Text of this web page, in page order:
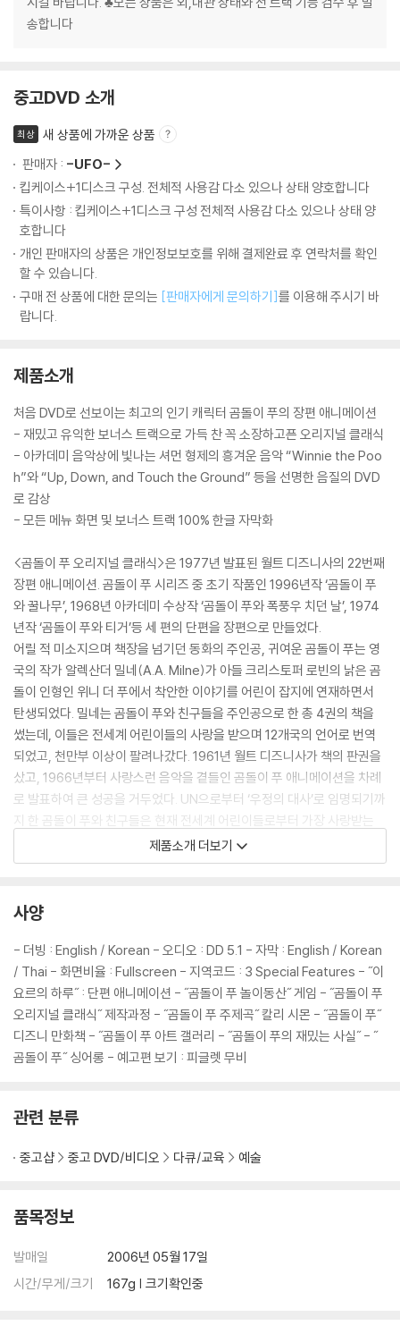
송합니다
중고DVD 소개
최상
새 상품에 가까운 상품
판매자 : -UFO-
킵케이스+1디스크 구성. 전체적 사용감 다소 있으나 상태 양호합니다
특이사항 : 킵케이스+1디스크 구성 전체적 사용감 다소 있으나 상태 양
호합니다
개인 판매자의 상품은 개인정보보호를 위해 결제완료 후 연락처를 확인
할 수 있습니다.
구매 전 상품에 대한 문의는 [판매자에게 문의하기]를 이용해 주시기 바
랍니다.
제품소개
처음 DVD로 선보이는 최고의 인기 캐릭터 곰돌이 푸의 장편 애니메이션
- 재밌고 유익한 보너스 트랙으로 가득 찬 꼭 소장하고픈 오리지널 클래식
- 아카데미 음악상에 빛나는 셔먼 형제의 흥겨운 음악 “Winnie the Poo
h”와 “Up, Down, and Touch the Ground” 등을 선명한 음질의 DVD
로 감상
- 모든 메뉴 화면 및 보너스 트랙 100% 한글 자막화
<곰돌이 푸 오리지널 클래식>은 1977년 발표된 월트 디즈니사의 22번째
장편 애니메이션. 곰돌이 푸 시리즈 중 초기 작품인 1996년작 ‘곰돌이 푸
와 꿀나무’, 1968년 아카데미 수상작 ‘곰돌이 푸와 폭풍우 치던 날’, 1974
년작 ‘곰돌이 푸와 티거’등 세 편의 단편을 장편으로 만들었다.
어릴 적 미소지으며 책장을 넘기던 동화의 주인공, 귀여운 곰돌이 푸는 영
국의 작가 알렉산더 밀네(A.A. Milne)가 아들 크리스토퍼 로빈의 낡은 곰
돌이 인형인 위니 더 푸에서 착안한 이야기를 어린이 잡지에 연재하면서
탄생되었다. 밀네는 곰돌이 푸와 친구들을 주인공으로 한 총 4권의 책을
썼는데, 이들은 전세계 어린이들의 사랑을 받으며 12개국의 언어로 번역
되었고, 천만부 이상이 팔려나갔다. 1961년 월트 디즈니사가 책의 판권을
샀고, 1966년부터 사랑스런 음악을 곁들인 곰돌이 푸 애니메이션을 차례
로 발표하여 큰 성공을 거두었다. UN으로부터 ‘우정의 대사’로 임명되기까
지 한 곰돌이 푸와 친구들은 현재 전세계 어린이들로부터 가장 사랑받는
흥겹고 부드러운 <곰돌이 푸 오리지널 클래식>의 배경 음악은 아카데미
ie the Pooh’, ‘Up, Down, and Touch the Ground’등 그들이 완성시
션의 재미를 한층 고조시킨다.
제품소개 더보기
사양
- 더빙 : English / Korean - 오디오 : DD 5.1 - 자막 : English / Korean
/ Thai - 화면비율 : Fullscreen - 지역코드 : 3 Special Features - ˝이
요르의 하루˝ : 단편 애니메이션 - ˝곰돌이 푸 놀이동산˝ 게임 - ˝곰돌이 푸
오리지널 클래식˝ 제작과정 - ˝곰돌이 푸 주제곡˝ 칼리 시몬 - ˝곰돌이 푸˝
디즈니 만화책 - ˝곰돌이 푸 아트 갤러리 - ˝곰돌이 푸의 재밌는 사실˝ - ˝
곰돌이 푸˝ 싱어롱 - 예고편 보기 : 피글렛 무비
관련 분류
중고샵 중고 DVD/비디오 다큐/교육 예술
품목정보
발매일
2006년 05월 17일
시간/무게/크기
167g | 크기확인중